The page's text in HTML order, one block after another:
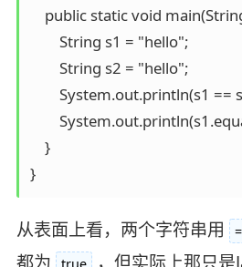
public static void
        String s1 = "hello";
        String s2 = "hello";
System.out.println(s1 ==
    }
}
从表面上看，两个字符串用